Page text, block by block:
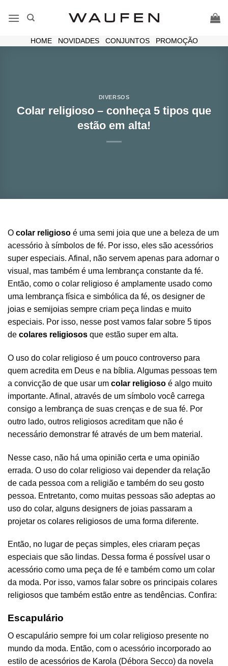
HOME| NOVIDADES| CONJUNTOS| PROMOÇÃO
DIVERSOS
Colar religioso – conheça 5 tipos que
estão em alta!
O colar religioso é uma semi joia que une a beleza de um
acessório à símbolos de fé. Por isso, eles são acessórios
super especiais. Afinal, não servem apenas para adornar o
visual, mas também é uma lembrança constante da fé.
Então, como o colar religioso é amplamente usado como
uma lembrança física e simbólica da fé, os designer de
joias e semijoias sempre criam peça lindas e muito
especiais. Por isso, nesse post vamos falar sobre 5 tipos
de colares religiosos que estão super em alta.
O uso do colar religioso é um pouco controverso para
quem acredita em Deus e na bíblia. Algumas pessoas tem
a convicção de que usar um colar religioso é algo muito
importante. Afinal, através de um símbolo você carrega
consigo a lembrança de suas crenças e de sua fé. Por
outro lado, outros religiosos acreditam que não é
necessário demonstrar fé através de um bem material.
Nesse caso, não há uma opinião certa e uma opinião
errada. O uso do colar religioso vai depender da relação
de cada pessoa com a religião e também do seu gosto
pessoa. Entretanto, como muitas pessoas são adeptas ao
uso do colar, alguns designers de joias passaram a
projetar os colares religiosos de uma forma diferente.
Então, no lugar de peças simples, eles criaram peças
especiais que são lindas. Dessa forma é possível usar o
acessório como uma peça de fé e também como um colar
da moda. Por isso, vamos falar sobre os principais colares
religiosos que também estão entre as tendências. Confira:
Escapulário
O escapulário sempre foi um colar religioso presente no
mundo da moda. Então, com o acessório incorporado ao
estilo de acessórios de Karola (Débora Secco) da novela